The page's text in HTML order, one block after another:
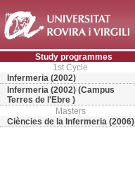
Study programmes
1st Cycle
Infermeria (2002)
Infermeria (2002) (Campus
Terres de l'Ebre )
Masters
Ciències de la Infermeria (2006)